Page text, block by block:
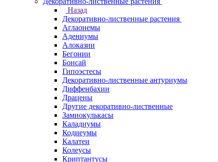
Назад
Декоративно-лиственные растения
Аглаонемы
Адениумы
Алоказии
Бегонии
Бонсай
Гипоэстесы
Декоративно-лиственные антуриумы
Диффенбахии
Драцены
Другие декоративно-лиственные
Замиокулькасы
Каладиумы
Кодиеумы
Калатеи
Колеусы
Криптантусы